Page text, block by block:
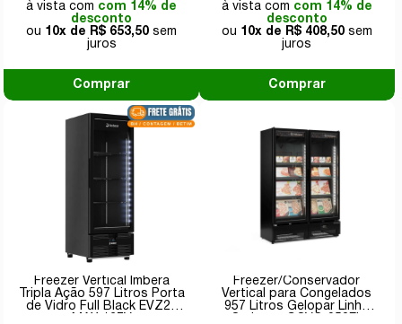
com 14% de
desconto
10x de
R$ 653,50
Comprar
com 14% de
desconto
10x de
R$ 408,50
Comprar
Freezer Vertical Imbera
Tripla Ação 597 Litros Porta
de Vidro Full Black EVZ21
Freezer/Conservador
Vertical para Congelados
957 Litros Gelopar Linha